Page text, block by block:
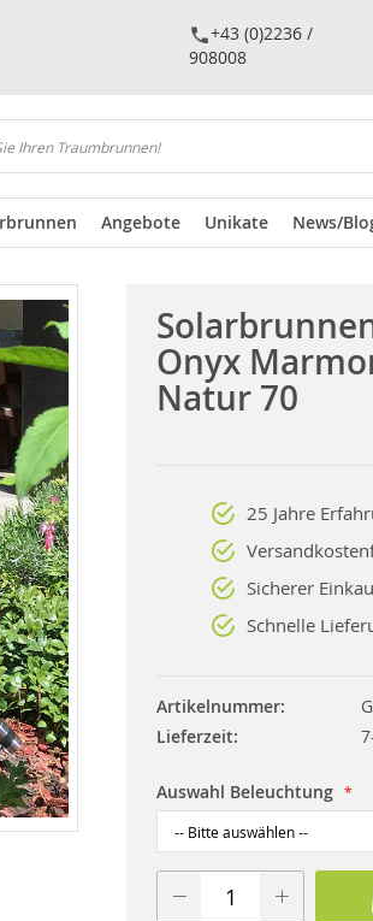
+43 (0)2236 /
908008
Angebote Unikate News/
Onyx
Natur 70
25 Jahre
Sicherer
Schnelle
Artikelnummer
Lieferzeit
Auswahl Beleuchtung